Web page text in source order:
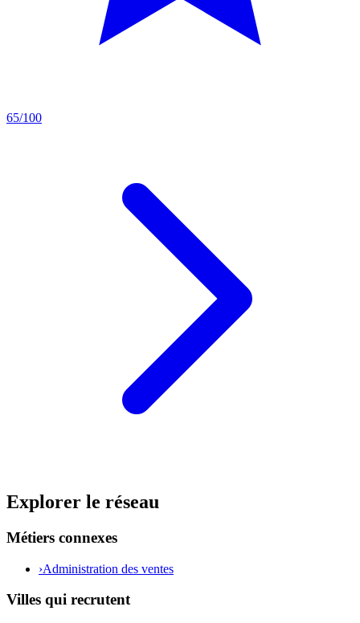
65/100
Explorer le réseau
Métiers connexes
›Administration des ventes
Villes qui recrutent